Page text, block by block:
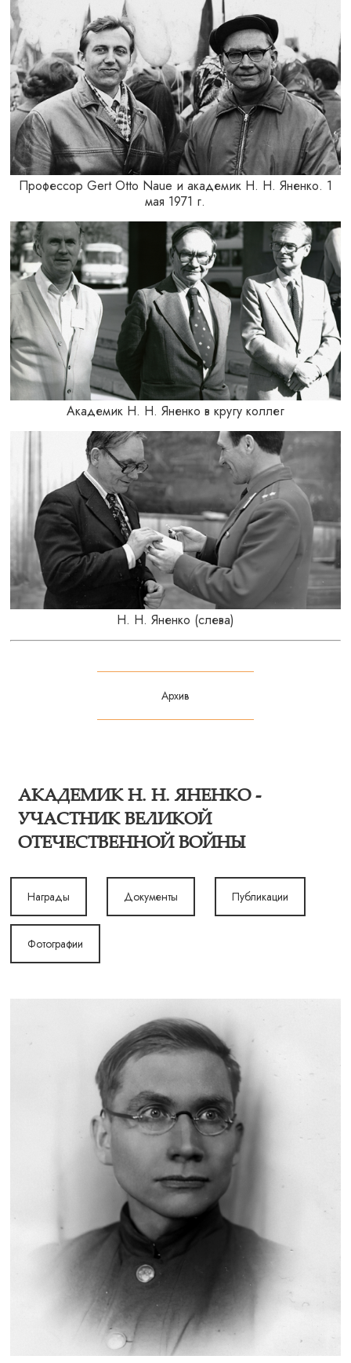
Профессор Gert Otto Naue и академик Н. Н. Яненко. 1
мая 1971 г.
Академик Н. Н. Яненко в кругу коллег
Н. Н. Яненко (слева)
Архив
АКАДЕМИК Н. Н. ЯНЕНКО -
УЧАСТНИК ВЕЛИКОЙ
ОТЕЧЕСТВЕННОЙ ВОЙНЫ
Награды Документы Публикации
Фотографии